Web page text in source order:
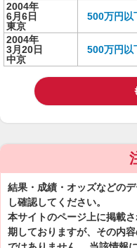
2004年
6月6日
東京
500万円以
2004年
3月20日
中京
500万円以
結果・成績・オッズなどの
し確認してください。
本サイトのページ上に掲載
期しておりますが、その内